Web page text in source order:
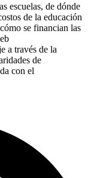
escuelas, de dónde
de la educación
se financian las
a través de la
de
con el